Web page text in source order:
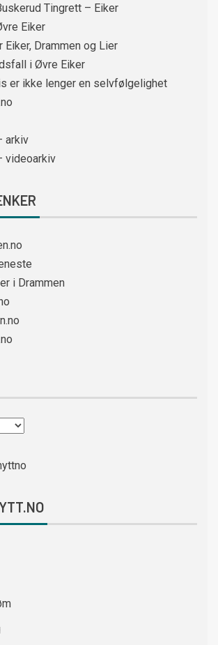
Tingrett – Eiker
Eiker
Drammen og Lier
i Øvre Eiker
er ikke lenger en selvfølgelighet
arkiv
videoarkiv
i Drammen